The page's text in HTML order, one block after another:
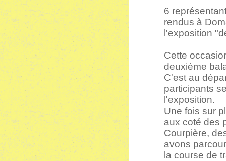
6
rendus à
l'exposition
Cette
deuxième
C'est au
participants
l'exposition.
Une fois sur
aux coté des
Courpière,
avons
la course de